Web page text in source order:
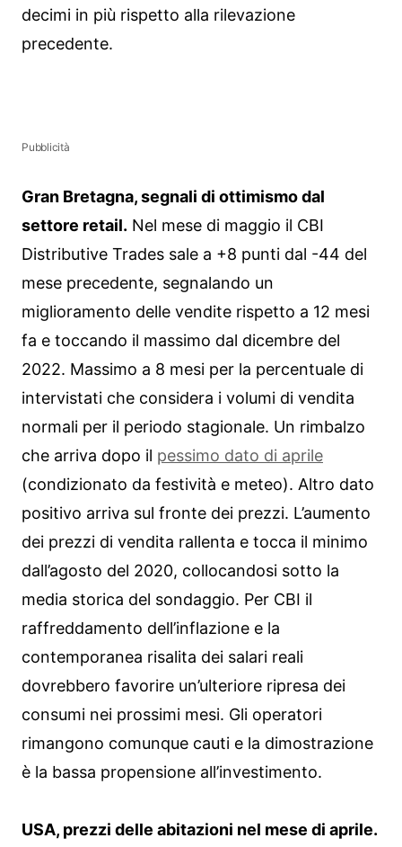
decimi in più rispetto alla rilevazione
precedente.
Pubblicità
Gran Bretagna, segnali di ottimismo dal
settore retail. Nel mese di maggio il CBI
Distributive Trades sale a +8 punti dal -44 del
mese precedente, segnalando un
miglioramento delle vendite rispetto a 12 mesi
fa e toccando il massimo dal dicembre del
2022. Massimo a 8 mesi per la percentuale di
intervistati che considera i volumi di vendita
normali per il periodo stagionale. Un rimbalzo
che arriva dopo il pessimo dato di aprile
(condizionato da festività e meteo). Altro dato
positivo arriva sul fronte dei prezzi. L’aumento
dei prezzi di vendita rallenta e tocca il minimo
dall’agosto del 2020, collocandosi sotto la
media storica del sondaggio. Per CBI il
raffreddamento dell’inflazione e la
contemporanea risalita dei salari reali
dovrebbero favorire un’ulteriore ripresa dei
consumi nei prossimi mesi. Gli operatori
rimangono comunque cauti e la dimostrazione
è la bassa propensione all’investimento.
USA, prezzi delle abitazioni nel mese di aprile.